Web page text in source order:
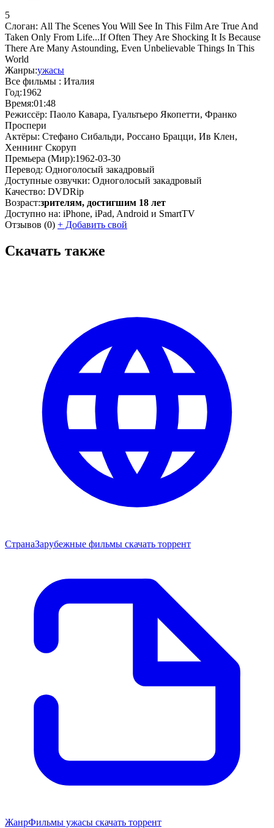
5
Слоган: All The Scenes You Will See In This Film Are True And
Taken Only From Life...If Often They Are Shocking It Is Because
There Are Many Astounding, Even Unbelievable Things In This
World
Жанры:ужасы
Все фильмы : Италия
Год:1962
Время:01:48
Режиссёр: Паоло Кавара, Гуальтьеро Якопетти, Франко
Проспери
Актёры: Стефано Сибальди, Россано Брацци, Ив Клен,
Хеннинг Скоруп
Премьера (Мир):1962-03-30
Перевод: Одноголосый закадровый
Доступные озвучки: Одноголосый закадровый
Качество: DVDRip
Возраст:зрителям, достигшим 18 лет
Доступно на: iPhone, iPad, Android и SmartTV
Отзывов (0) + Добавить свой
Скачать также
СтранаЗарубежные фильмы скачать торрент
ЖанрФильмы ужасы скачать торрент